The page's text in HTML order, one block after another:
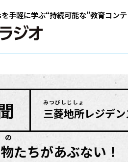
手軽に学ぶ“持続可能な”教育コン
三菱地所
みつびしじしょ
レジデン
の
たちがあぶない！